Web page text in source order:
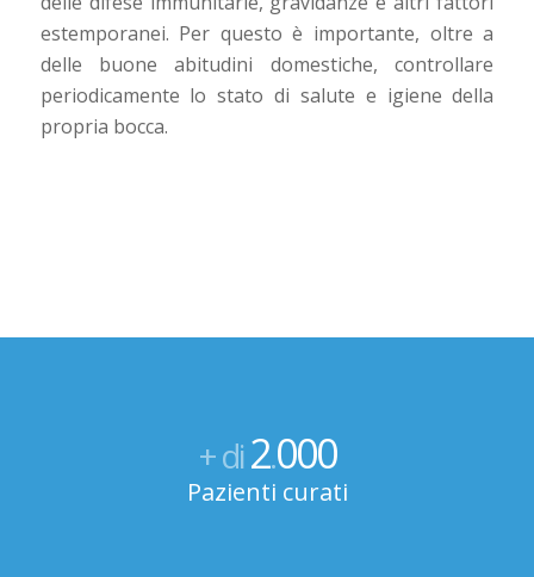
estemporanei. Per questo è importante, oltre a
delle buone abitudini domestiche, controllare
periodicamente lo stato di salute e igiene della
propria bocca.
+ di2.000
Pazienti curati